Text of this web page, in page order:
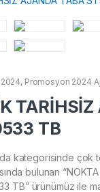
, Promosyon 2024
TB
kategorisinde çok
bulunan
TB” ürünümüz ile